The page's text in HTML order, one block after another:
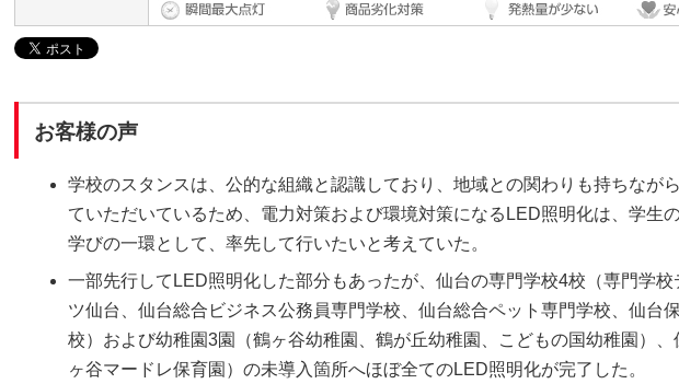
お客様の声
学校のスタンスは、公的な組織と認識しており、地域との関わりも持ちなが
ていただいているため、電力対策および環境対策になるLED照明化は、学生
学びの一環として、率先して行いたいと考えていた。
一部先行してLED照明化した部分もあったが、仙台の専門学校4校（専門学校
ツ仙台、仙台総合ビジネス公務員専門学校、仙台総合ペット専門学校、仙台
校）および幼稚園3園（鶴ヶ谷幼稚園、鶴が丘幼稚園、こどもの国幼稚園）
ヶ谷マードレ保育園）の未導入箇所へほぼ全てのLED照明化が完了した。